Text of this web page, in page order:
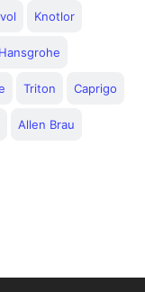
Knotlor
Hansgrohe
Triton Caprigo
Allen Brau